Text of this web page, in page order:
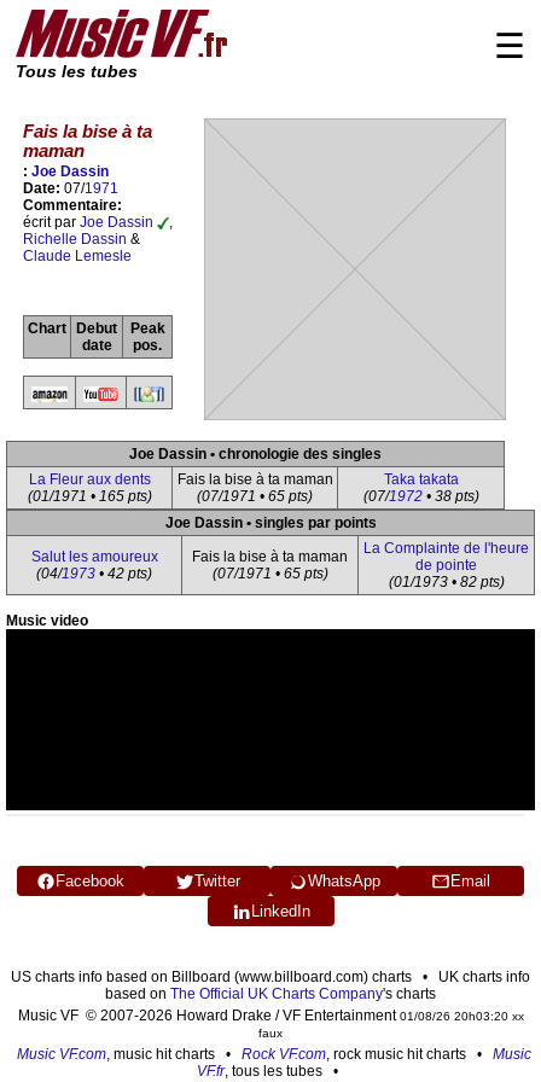
Tous les tubes
☰
Fais la bise à ta
maman
: Joe Dassin
Date: 07/1971
Commentaire:
écrit par Joe Dassin
,
Richelle Dassin &
Claude Lemesle
Chart
Debut
date
Peak
pos.
Joe Dassin • chronologie des singles
La Fleur aux dents
(01/1971 • 165 pts)
Fais la bise à ta maman
(07/1971 • 65 pts)
Taka takata
(07/1972• 38 pts)
Joe Dassin • singles par points
Salut les amoureux
(04/1973 • 42 pts)
Fais la bise à ta maman
(07/1971 • 65 pts)
La Complainte de l'heure
de pointe
(01/1973 • 82 pts)
Music video
Facebook Twitter WhatsApp
Email
LinkedIn
US charts info based on Billboard (www.billboard.com) charts • UK charts info
based on The Official UK Charts Company's charts
Music VF © 2007-2026 Howard Drake / VF Entertainment01/08/26 20h03:20 xx
faux
Music VF.com, music hit charts • Rock VF.com, rock music hit charts • Music
VF.fr, tous les tubes •